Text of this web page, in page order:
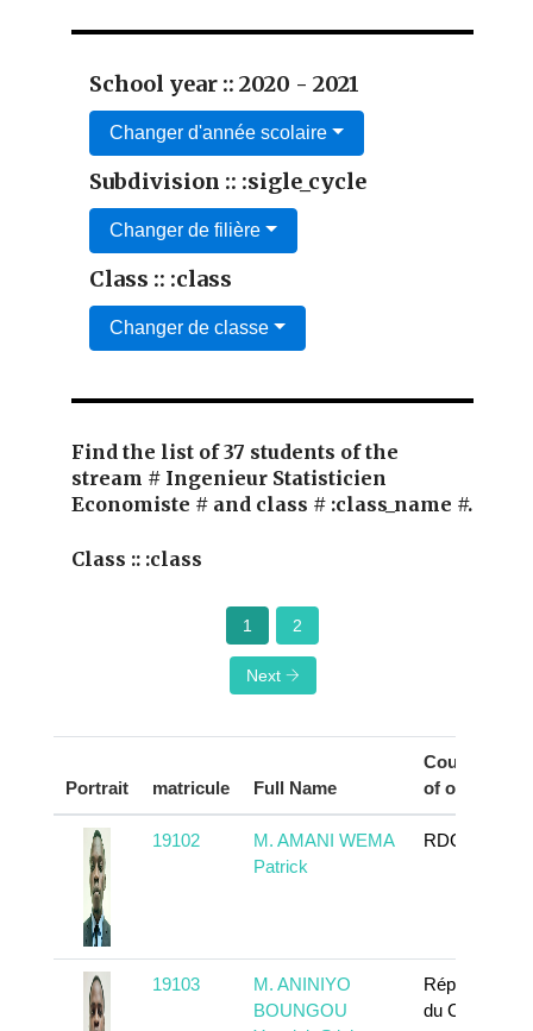
School year :: 2020 - 2021
Changer d'année scolaire
Subdivision :: :sigle_cycle
Changer de filière
Class :: :class
Changer de classe
Find the list of 37 students of the
stream # Ingenieur Statisticien
Economiste # and class # :class_name #.
Class :: :class
1 2
Next
Portrait matricule Full Name
Country
of origin
19102
M. AMANI WEMA
Patrick
RDC
19103
M. ANINIYO
BOUNGOU
République
du Congo